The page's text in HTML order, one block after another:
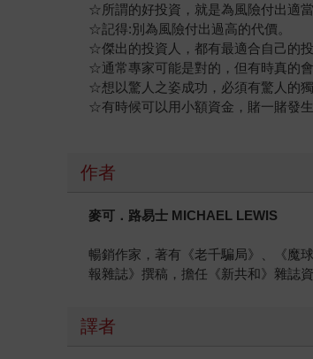
☆所謂的好投資，就是為風險付出適當
☆記得:別為風險付出過高的代價。
☆傑出的投資人，都有最適合自己的投
☆通常專家可能是對的，但有時真的會
☆想以驚人之姿成功，必須有驚人的獨
☆有時候可以用小額資金，賭一賭發
作者
麥可．路易士 MICHAEL LEWIS
暢銷作家，著有《老千騙局》、《魔
報雜誌》撰稿，擔任《新共和》雜誌
譯者